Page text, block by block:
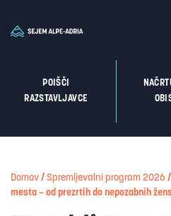
POIŠČI
RAZSTAVLJAVCE
Domov / Spremljevalni program 2026 /
mesta – od prezrtih do nepozabnih